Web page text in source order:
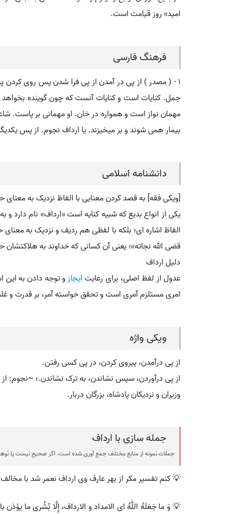
امید» روز قیامت است.
فرهنگ فارسی
جمل. کنایات است و کنایات آنست که چون گوینده بخواهد
مهمان نواز است و همواره در خان. او مهمانی بر پاست.
بیمار همی شوند و بر میخیزند. یا ارداف نجوم. از پس
دانشنامه اسلامی
[ویکی فقه] به قصد کردن معنایی با الفاظ نزدیک به معنای
یکی از انواع بدیع که شبیه کنایه است «ارداف» نام دارد و
الفاظ اشاره ای؛ بلکه با لفظی هم ردیف و نزدیک به
قضی الله نجاته»؛ یعنی آن کسانی که خداوند به
دلیل ارداف
عدول از لفظ اصلی، برای رعایتایجازو توجه دادن به
امری مستلزم آمری است و تحقق خواسته آمر، بر قدرت و
ویکی واژه
از پی درآمدن، پیروی کردن، در پی کسی رفتن.
از پی درآوردن، سپس نشاندن، به ترک نشاندن.؛ ~نجوم:
وزیران و نزدیکان پادشاه، بزرگان دربار.
جمله سازی با ارداف
جملات نمونه از منابع مختلف جمع آوری شده است، اگر صحیح نیست یا
💡 کنم تفسیر مکر از بهر عارف وی ارداف نعمر شد با مخالف
💡 وَ ما جَعَلَهُ اللَّهُ ای الامداد و الارداف، إِلَّا بُشْری‌ ما